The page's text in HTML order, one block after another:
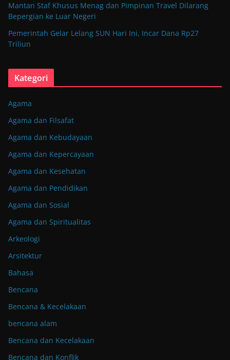
Mantan Staf Khusus Menag dan Pimpinan Travel Dilarang
Bepergian ke Luar Negeri
Pemerintah Gelar Lelang SUN Hari Ini, Incar Dana Rp27
Triliun
Kategori
Agama
Agama dan Filsafat
Agama dan Kebudayaan
Agama dan Kepercayaan
Agama dan Kesehatan
Agama dan Pendidikan
Agama dan Sosial
Agama dan Spiritualitas
Arkeologi
Arsitektur
Bahasa
Bencana
Bencana & Kecelakaan
bencana alam
Bencana dan Kecelakaan
Bencana dan Konflik